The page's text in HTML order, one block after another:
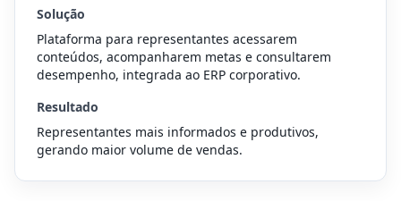
Solução
Plataforma para representantes acessarem
conteúdos, acompanharem metas e consultarem
desempenho, integrada ao ERP corporativo.
Resultado
Representantes mais informados e produtivos,
gerando maior volume de vendas.